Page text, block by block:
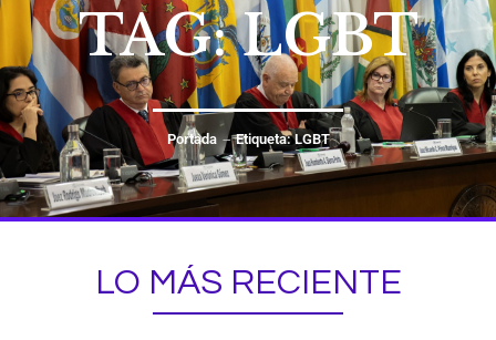
TAG: LGBT
Portada Etiqueta: LGBT
LO MÁS RECIENTE